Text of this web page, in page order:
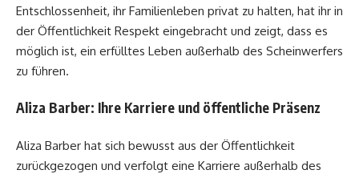
Entschlossenheit, ihr Familienleben privat zu halten, hat ihr in
der Öffentlichkeit Respekt eingebracht und zeigt, dass es
möglich ist, ein erfülltes Leben außerhalb des Scheinwerfers
zu führen.
Aliza Barber: Ihre Karriere und öffentliche Präsenz
Aliza Barber hat sich bewusst aus der Öffentlichkeit
zurückgezogen und verfolgt eine Karriere außerhalb des